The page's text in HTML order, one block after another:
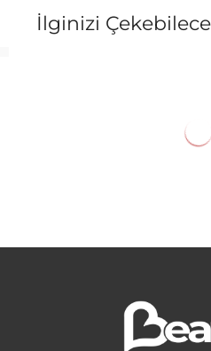
İlginizi